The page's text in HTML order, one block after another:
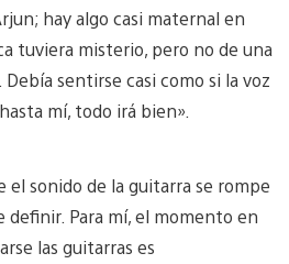
hay algo casi maternal en
tuviera misterio, pero no de una
sentirse casi como si la voz
mí, todo irá bien».
el sonido de la guitarra se rompe
definir. Para mí, el momento en
las guitarras es